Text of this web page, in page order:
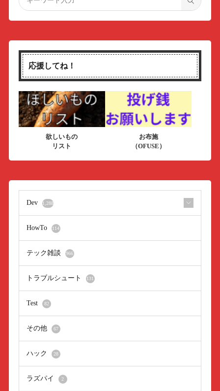
応援してね！
欲しいもの
リスト
お布施
（OFUSE）
Dev 1,288
HowTo 114
テック雑談 966
トラブルシュート 131
Test 82
その他 67
ハック 28
ラズパイ 2